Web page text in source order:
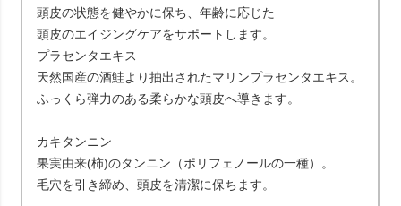
頭皮の状態を健やかに保ち、年齢に応じた
頭皮のエイジングケアをサポートします。
プラセンタエキス
天然国産の酒鮭より抽出されたマリンプラセンタエキス。
ふっくら弾力のある柔らかな頭皮へ導きます。
カキタンニン
果実由来(柿)のタンニン（ポリフェノールの一種）。
毛穴を引き締め、頭皮を清潔に保ちます。